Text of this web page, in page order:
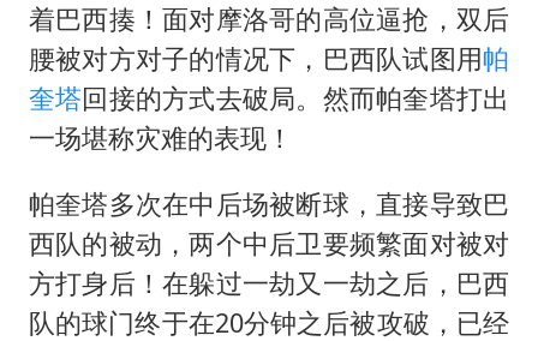
着巴西揍！面对摩洛哥的高位逼抢，双后
腰被对方对子的情况下，巴西队试图用帕
奎塔回接的方式去破局。然而帕奎塔打出
一场堪称灾难的表现！
帕奎塔多次在中后场被断球，直接导致巴
西队的被动，两个中后卫要频繁面对被对
方打身后！在躲过一劫又一劫之后，巴西
队的球门终于在20分钟之后被攻破，已经